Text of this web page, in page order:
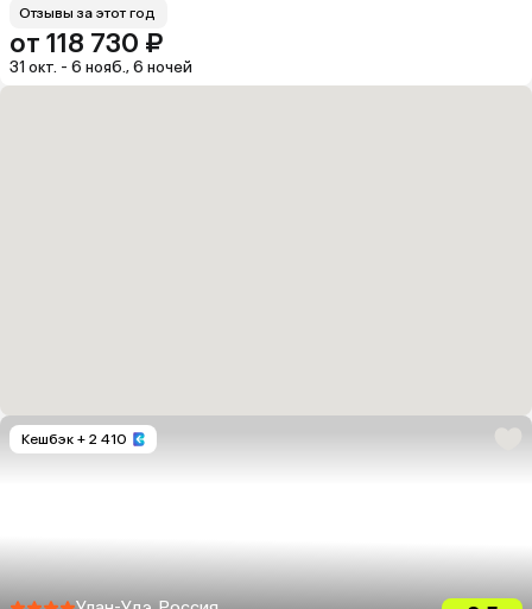
Отзывы за этот год
от 118 730 ₽
31 окт. - 6 нояб., 6 ночей
Кешбэк + 2 410